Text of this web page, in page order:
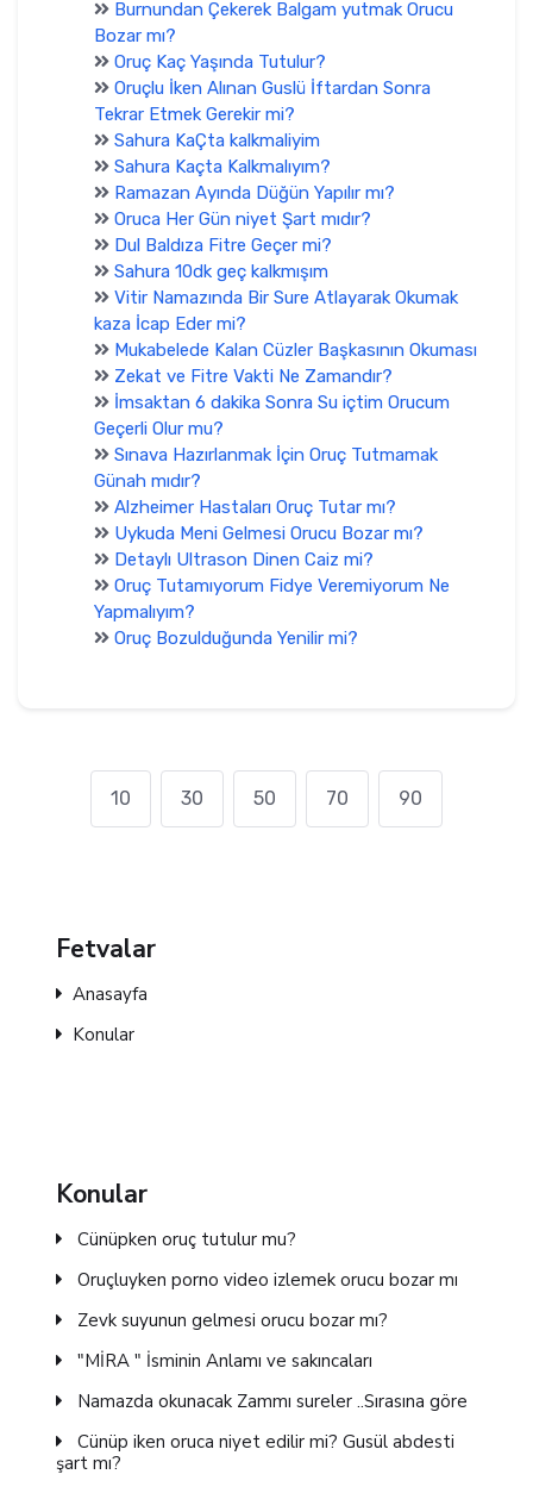
Burnundan Çekerek Balgam yutmak Orucu
Bozar mı?
Oruç Kaç Yaşında Tutulur?
Oruçlu İken Alınan Guslü İftardan Sonra
Tekrar Etmek Gerekir mi?
Sahura KaÇta kalkmaliyim
Sahura Kaçta Kalkmalıyım?
Ramazan Ayında Düğün Yapılır mı?
Oruca Her Gün niyet Şart mıdır?
Dul Baldıza Fitre Geçer mi?
Sahura 10dk geç kalkmışım
Vitir Namazında Bir Sure Atlayarak Okumak
kaza İcap Eder mi?
Mukabelede Kalan Cüzler Başkasının Okuması
Zekat ve Fitre Vakti Ne Zamandır?
İmsaktan 6 dakika Sonra Su içtim Orucum
Geçerli Olur mu?
Sınava Hazırlanmak İçin Oruç Tutmamak
Günah mıdır?
Alzheimer Hastaları Oruç Tutar mı?
Uykuda Meni Gelmesi Orucu Bozar mı?
Detaylı Ultrason Dinen Caiz mi?
Oruç Tutamıyorum Fidye Veremiyorum Ne
Yapmalıyım?
Oruç Bozulduğunda Yenilir mi?
10 30 50 70 90
Fetvalar
Anasayfa
Konular
Konular
Cünüpken oruç tutulur mu?
Oruçluyken porno video izlemek orucu bozar mı
Zevk suyunun gelmesi orucu bozar mı?
"MİRA " İsminin Anlamı ve sakıncaları
Namazda okunacak Zammı sureler ..Sırasına göre
Cünüp iken oruca niyet edilir mi? Gusül abdesti
şart mı?